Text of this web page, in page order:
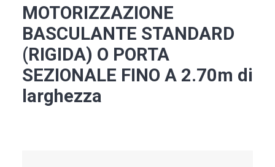
MOTORIZZAZIONE
BASCULANTE STANDARD
(RIGIDA) O PORTA
SEZIONALE FINO A 2.70m di
larghezza